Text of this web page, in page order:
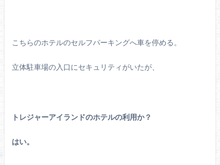
こちらのホテルのセルフパーキングへ車を停める。
立体駐車場の入口にセキュリティがいたが、
トレジャーアイランドのホテルの利用か？
はい。